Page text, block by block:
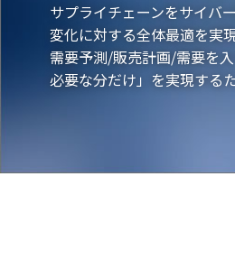
サプライチェーンをサイバ
変化に対する全体最適を実現
需要予測/販売計画/需要を
必要な分だけ」を実現する